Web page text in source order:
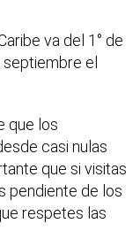
va del 1° de
el
que los
casi nulas
que si visitas
pendiente de los
respetes las